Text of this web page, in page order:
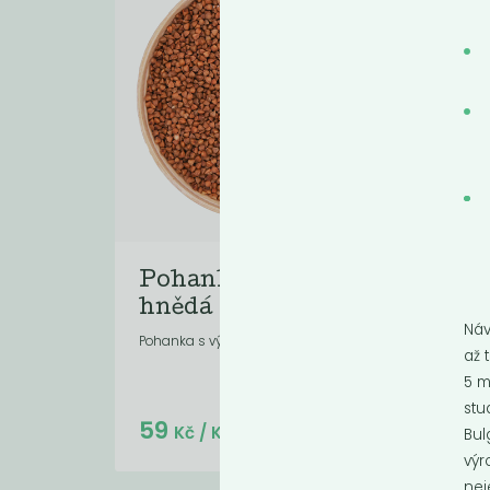
Pohanka loupaná
hnědá
Pohanka s výraznější oříškovou chutí.
Do košíku:
59 Kč/ Kg
a
63
až
5